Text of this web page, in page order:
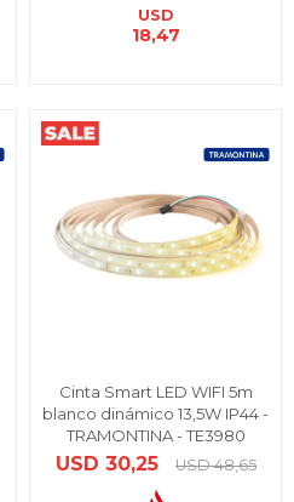
USD
18,47
Cinta Smart LED WIFI 5m
blanco dinámico 13,5W IP44 -
TRAMONTINA - TE3980
USD 30,25 USD 48,65